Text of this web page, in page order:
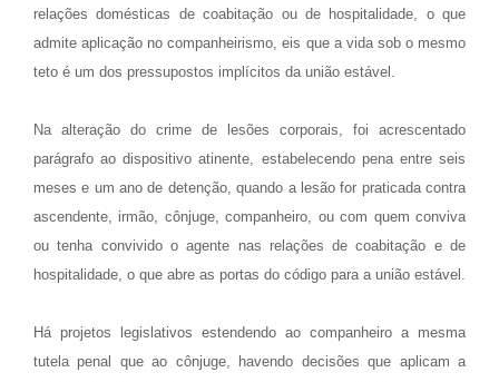
relações domésticas de coabitação ou de hospitalidade, o que
admite aplicação no companheirismo, eis que a vida sob o mesmo
teto é um dos pressupostos implícitos da união estável.
Na alteração do crime de lesões corporais, foi acrescentado
parágrafo ao dispositivo atinente, estabelecendo pena entre seis
meses e um ano de detenção, quando a lesão for praticada contra
ascendente, irmão, cônjuge, companheiro, ou com quem conviva
ou tenha convivido o agente nas relações de coabitação e de
hospitalidade, o que abre as portas do código para a união estável.
Há projetos legislativos estendendo ao companheiro a mesma
tutela penal que ao cônjuge, havendo decisões que aplicam a